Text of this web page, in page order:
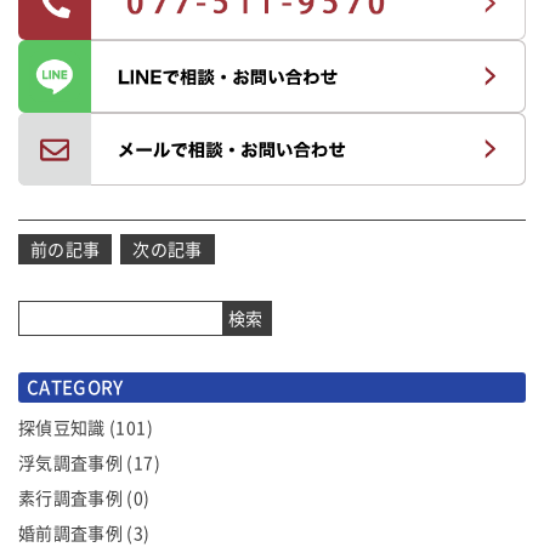
投
ナ
ビ
ー
シ
ョ
ン
前の記事 次の記事
検索
CATEGORY
探偵豆知識 (101)
浮気調査事例 (17)
素行調査事例 (0)
婚前調査事例 (3)